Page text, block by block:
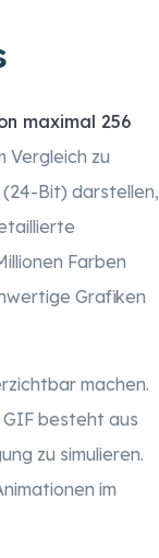
maximal 256
Vergleich zu
(24-Bit) darstellen,
Farben
Grafiken
machen.
GIF besteht aus
zu simulieren.
im